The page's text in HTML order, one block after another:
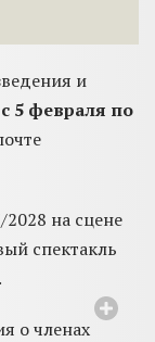
и
с 5 февраля по
на сцене
спектакль
о членах